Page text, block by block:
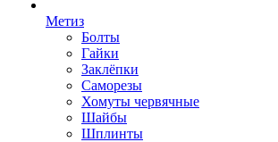
Метиз
Болты
Гайки
Заклёпки
Саморезы
Хомуты червячные
Шайбы
Шплинты